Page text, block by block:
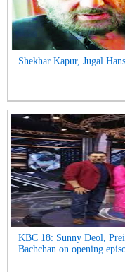
Shekhar Kapur, Jugal
KBC 18: Sunny Deol,
Bachchan on opening